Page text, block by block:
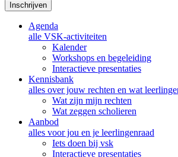
Inschrijven
Agenda
alle VSK-activiteiten
Kalender
Workshops en begeleiding
Interactieve presentaties
Kennisbank
alles over jouw rechten en wat
Wat zijn mijn rechten
Wat zeggen scholieren
Aanbod
alles voor jou en je leerlingenraad
Iets doen bij vsk
Interactieve presentaties